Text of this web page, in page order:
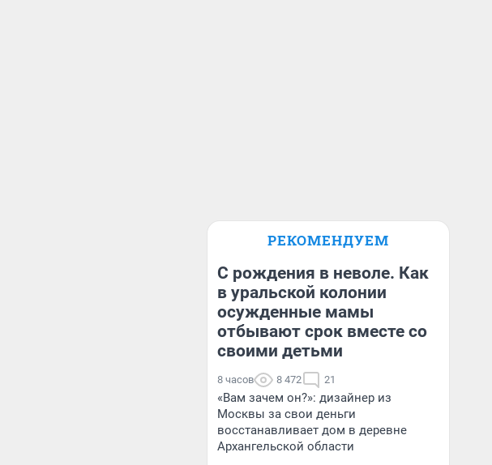
РЕКОМЕНДУЕМ
С рождения в неволе. Как
в уральской колонии
осужденные мамы
отбывают срок вместе со
своими детьми
8 часов 8 472 21
«Вам зачем он?»: дизайнер из
Москвы за свои деньги
восстанавливает дом в деревне
Архангельской области